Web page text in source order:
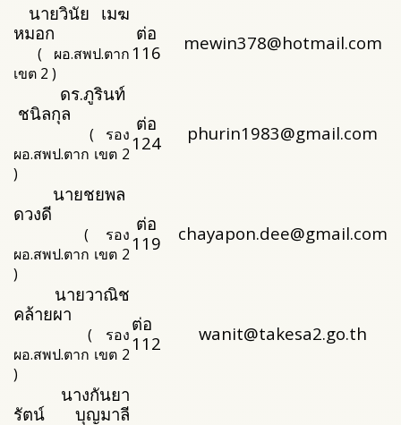
นายวินัย เมฆ
หมอก
( ผอ.สพป.ตาก
เขต 2 )
ต่อ
116
mewin378@hotmail.com
ดร.ภูรินท์
ชนิลกุล
( รอง
ผอ.สพป.ตาก เขต 2
)
ต่อ
124
phurin1983@gmail.com
นายชยพล
ดวงดี
( รอง
ผอ.สพป.ตาก เขต 2
)
ต่อ
119
chayapon.dee@gmail.com
นายวาณิช
คล้ายผา
( รอง
ผอ.สพป.ตาก เขต 2
)
ต่อ
112
wanit@takesa2.go.th
นางกันยา
รัตน์ บุญมาลี